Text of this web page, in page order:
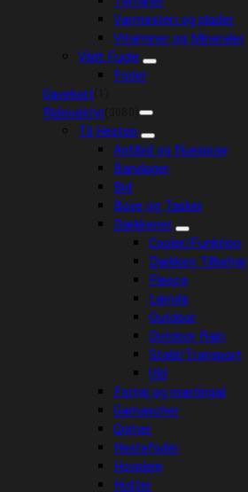
Varmesten og plader
Vitaminer og Mineraler
Vildt Fugle
Foder
Gavekort
Rideudstyr
Til Hesten
Antibid og fluespray
Bandager
Bid
Boxe og Tasker
Dækkener
Cooler/Funktion
Dækken Tilbehør
Fleece
Lænde
Outdoor
Outdoor Rain
Stald/Transport
Uld
Fortøj og martingal
Gamascher
Grimer
Hestefoder
Hovpleje
Hutter